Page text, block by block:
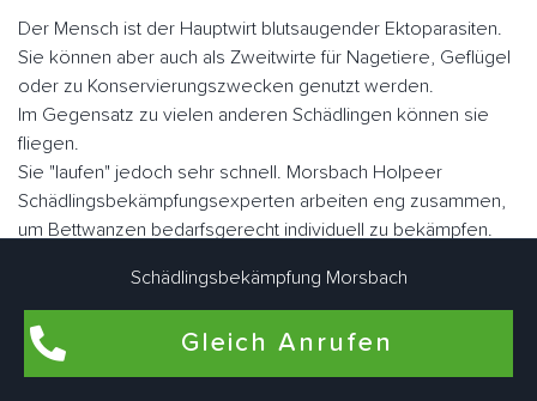
Der Mensch ist der Hauptwirt blutsaugender Ektoparasiten.
Sie können aber auch als Zweitwirte für Nagetiere, Geflügel
oder zu Konservierungszwecken genutzt werden.
Im Gegensatz zu vielen anderen Schädlingen können sie
fliegen.
Sie "laufen" jedoch sehr schnell. Morsbach Holpeer
Schädlingsbekämpfungsexperten arbeiten eng zusammen,
um Bettwanzen bedarfsgerecht individuell zu bekämpfen.
Flohbekämpfung in Morsbach Holpe
Flöhe kommen am häufigsten in Wohnungen und Häusern
Schädlingsbekämpfung Morsbach
Gleich Anrufen